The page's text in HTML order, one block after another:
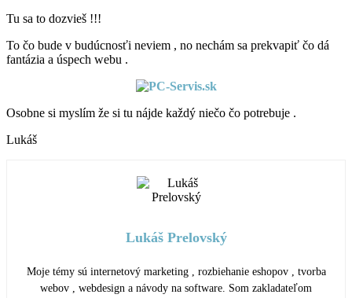
Tu sa to dozvieš !!!
To čo bude v budúcnosťi neviem , no nechám sa prekvapiť čo dá
fantázia a úspech webu .
Osobne si myslím že si tu nájde každý niečo čo potrebuje .
Lukáš
Lukáš Prelovský
Moje témy sú internetový marketing , rozbiehanie eshopov , tvorba
webov , webdesign a návody na software. Som zakladateľom